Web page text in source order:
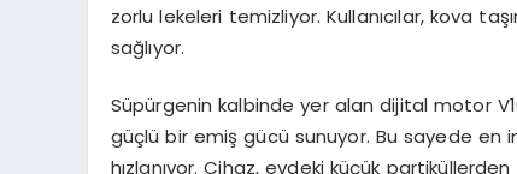
zorlu lekeleri temizliyor. Kullanıcılar, kova
sağlıyor.
Süpürgenin kalbinde yer alan dijital motor
güçlü bir emiş gücü sunuyor. Bu sayede en
hızlanıyor. Cihaz, evdeki küçük